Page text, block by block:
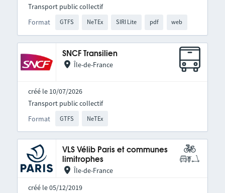
Format GTFS NeTEx SIRI Lite pdf web
Transport public collectif
SNCF Transilien
Île-de-France
créé le 10/07/2026
Format GTFS NeTEx
Transport public collectif
VLS Vélib Paris et communes
limitrophes
Île-de-France
créé le 05/12/2019